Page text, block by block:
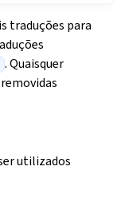
traduções para
. Quaisquer
utilizados